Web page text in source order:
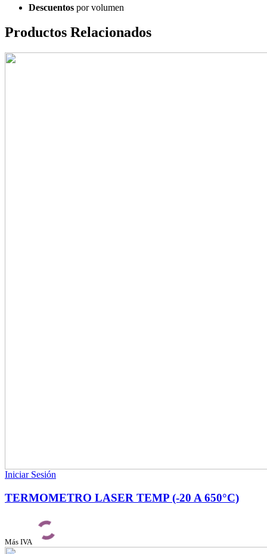
Descuentos por volumen
Productos Relacionados
Iniciar Sesión
TERMOMETRO LASER TEMP (-20 A 650°C)
Más IVA